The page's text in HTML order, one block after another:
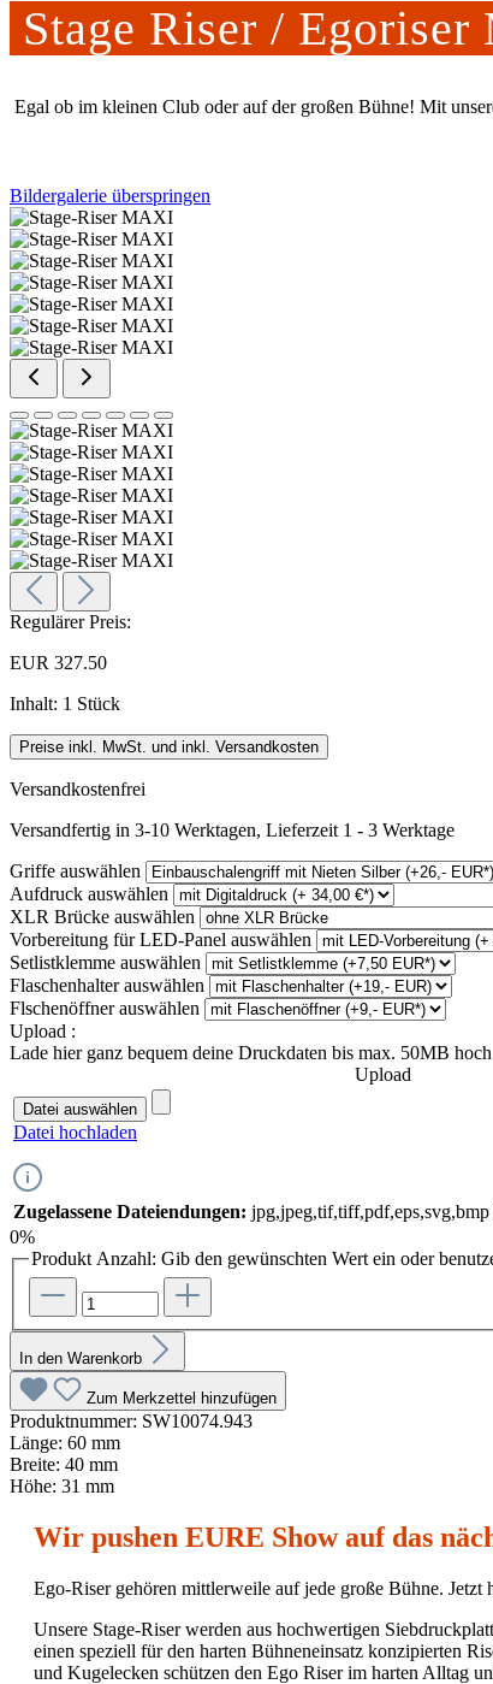
Stage Riser /
Egal ob im kleinen Club oder auf der großen Bühne! Mit
Bildergalerie überspringen
Regulärer Preis:
EUR 327.50
Inhalt: 1 Stück
Preise inkl. MwSt. und inkl. Versandkosten
Versandkostenfrei
Versandfertig in 3-10 Werktagen, Lieferzeit 1 - 3 Werktage
Griffe auswählen
Aufdruck auswählen
XLR Brücke auswählen
Vorbereitung für LED-Panel auswählen
Setlistklemme auswählen
Flaschenhalterauswählen
Flschenöffnerauswählen
Upload :
Lade hier ganz bequem deine Druckdaten bis max. 50MB hoch
Upload
Datei auswählen
Datei hochladen
Zugelassene Dateiendungen: jpg,jpeg,tif,tiff,pdf,eps,svg,bmp
0%
Produkt Anzahl: Gib den gewünschten Wert ein oder
In den Warenkorb
Zum Merkzettel hinzufügen
Produktnummer: SW10074.943
Länge: 60 mm
Breite: 40 mm
Höhe: 31 mm
Wir pushen EURE Show auf das
Ego-Riser gehören mittlerweile auf jede große Bühne.
Unsere Stage-Riser werden aus hochwertigen
einen speziell für den harten Bühneneinsatz konzipierten
und Kugelecken schützen den Ego Riser im harten Alltag